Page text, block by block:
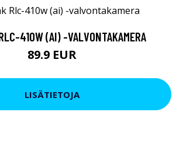
410W (AI) -VALVONTAKAMERA
89.9 EUR
LISÄTIETOJA